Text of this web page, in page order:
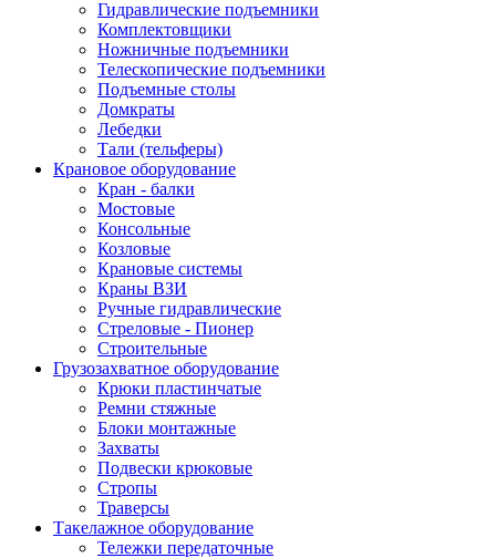
Гидравлические подъемники
Комплектовщики
Ножничные подъемники
Телескопические подъемники
Подъемные столы
Домкраты
Лебедки
Тали (тельферы)
Крановое оборудование
Кран - балки
Мостовые
Консольные
Козловые
Крановые системы
Краны ВЗИ
Ручные гидравлические
Стреловые - Пионер
Строительные
Грузозахватное оборудование
Крюки пластинчатые
Ремни стяжные
Блоки монтажные
Захваты
Подвески крюковые
Стропы
Траверсы
Такелажное оборудование
Тележки передаточные